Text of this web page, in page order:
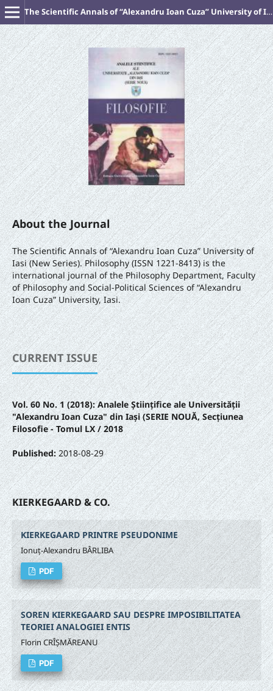
The Scientific Annals of “Alexandru Ioan Cuza” University of Iasi (New Series). PHILOSOPHY
About the Journal
The Scientific Annals of “Alexandru Ioan Cuza” University of
Iasi (New Series). Philosophy (ISSN 1221-8413) is the
international journal of the Philosophy Department, Faculty
of Philosophy and Social-Political Sciences of “Alexandru
Ioan Cuza” University, Iasi.
CURRENT ISSUE
Vol. 60 No. 1 (2018): Analele Științifice ale Universității
"Alexandru Ioan Cuza" din Iași (SERIE NOUĂ‚ Secțiunea
Filosofie - Tomul LX / 2018
Published:2018-08-29
KIERKEGAARD & CO.
KIERKEGAARD PRINTRE PSEUDONIME
Ionuț-Alexandru BÂRLIBA
PDF
SOREN KIERKEGAARD SAU DESPRE IMPOSIBILITATEA
TEORIEI ANALOGIEI ENTIS
Florin CRÎȘMĂREANU
PDF